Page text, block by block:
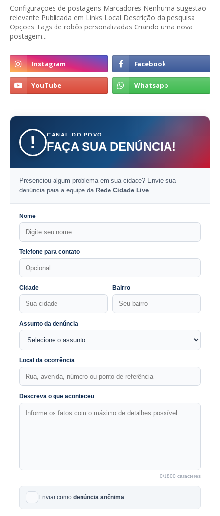
Configurações de postagens Marcadores Nenhuma sugestão
relevante Publicada em Links Local Descrição da pesquisa
Opções Tags de robôs personalizadas Criando uma nova
postagem...
! CANAL DO POVO
FAÇA SUA DENÚNCIA!
Presenciou algum problema em sua cidade? Envie sua
denúncia para a equipe da Rede Cidade Live.
Nome
Telefone para contato
Cidade Bairro
Assunto da denúncia
Local da ocorrência
Descreva o que aconteceu
0/1800 caracteres
Enviar como denúncia anônima